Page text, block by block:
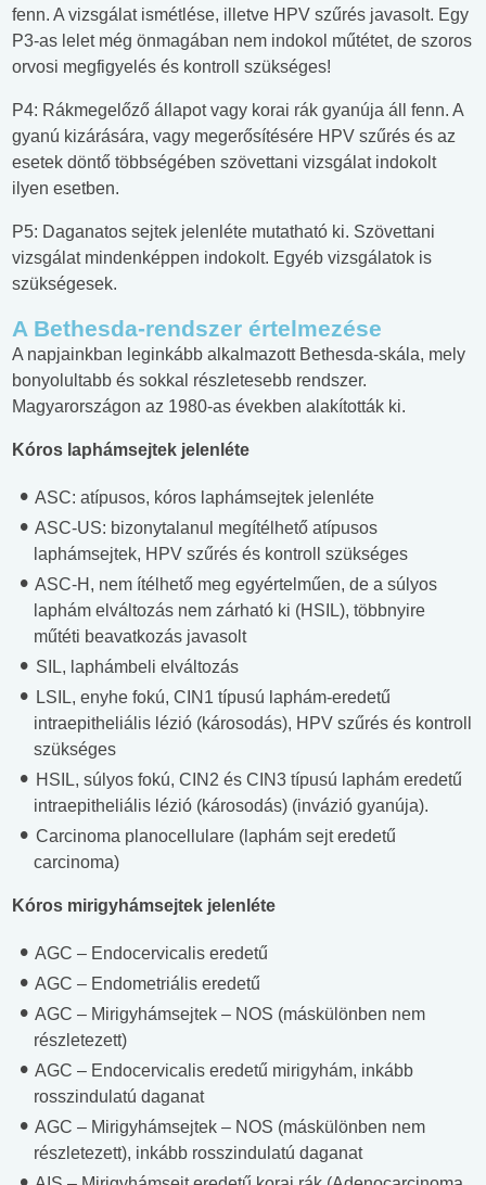
fenn. A vizsgálat ismétlése, illetve HPV szűrés javasolt. Egy
P3-as lelet még önmagában nem indokol műtétet, de szoros
orvosi megfigyelés és kontroll szükséges!
P4: Rákmegelőző állapot vagy korai rák gyanúja áll fenn. A
gyanú kizárására, vagy megerősítésére HPV szűrés és az
esetek döntő többségében szövettani vizsgálat indokolt
ilyen esetben.
P5: Daganatos sejtek jelenléte mutatható ki. Szövettani
vizsgálat mindenképpen indokolt. Egyéb vizsgálatok is
szükségesek.
A Bethesda-rendszer értelmezése
A napjainkban leginkább alkalmazott Bethesda-skála, mely
bonyolultabb és sokkal részletesebb rendszer.
Magyarországon az 1980-as években alakították ki.
Kóros laphámsejtek jelenléte
ASC: atípusos, kóros laphámsejtek jelenléte
ASC-US: bizonytalanul megítélhető atípusos
laphámsejtek, HPV szűrés és kontroll szükséges
ASC-H, nem ítélhető meg egyértelműen, de a súlyos
laphám elváltozás nem zárható ki (HSIL), többnyire
műtéti beavatkozás javasolt
SIL, laphámbeli elváltozás
LSIL, enyhe fokú, CIN1 típusú laphám-eredetű
intraepitheliális lézió (károsodás), HPV szűrés és kontroll
szükséges
HSIL, súlyos fokú, CIN2 és CIN3 típusú laphám eredetű
intraepitheliális lézió (károsodás) (invázió gyanúja).
Carcinoma planocellulare (laphám sejt eredetű
carcinoma)
Kóros mirigyhámsejtek jelenléte
AGC – Endocervicalis eredetű
AGC – Endometriális eredetű
AGC – Mirigyhámsejtek – NOS (máskülönben nem
részletezett)
AGC – Endocervicalis eredetű mirigyhám, inkább
rosszindulatú daganat
AGC – Mirigyhámsejtek – NOS (máskülönben nem
részletezett), inkább rosszindulatú daganat